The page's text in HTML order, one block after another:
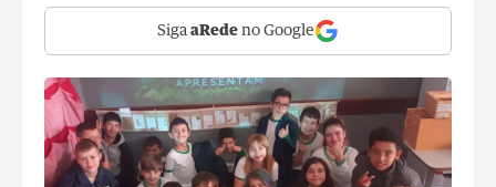
Siga aRede no Google